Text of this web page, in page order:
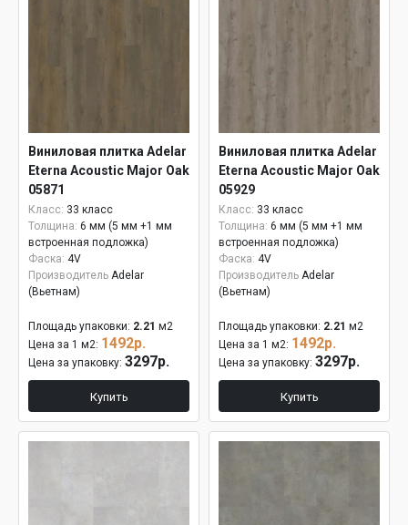
Виниловая плитка Adelar
Eterna Acoustic Major Oak
05871
Класс: 33 класс
Толщина: 6 мм (5 мм +1 мм
встроенная подложка)
Фаска: 4V
Производитель Adelar
(Вьетнам)
Площадь упаковки: 2.21 м2
Цена за 1 м2: 1492р.
Цена за упаковку: 3297р.
Купить
Виниловая плитка Adelar
Eterna Acoustic Major Oak
05929
Класс: 33 класс
Толщина: 6 мм (5 мм +1 мм
встроенная подложка)
Фаска: 4V
Производитель Adelar
(Вьетнам)
Площадь упаковки: 2.21 м2
Цена за 1 м2: 1492р.
Цена за упаковку: 3297р.
Купить